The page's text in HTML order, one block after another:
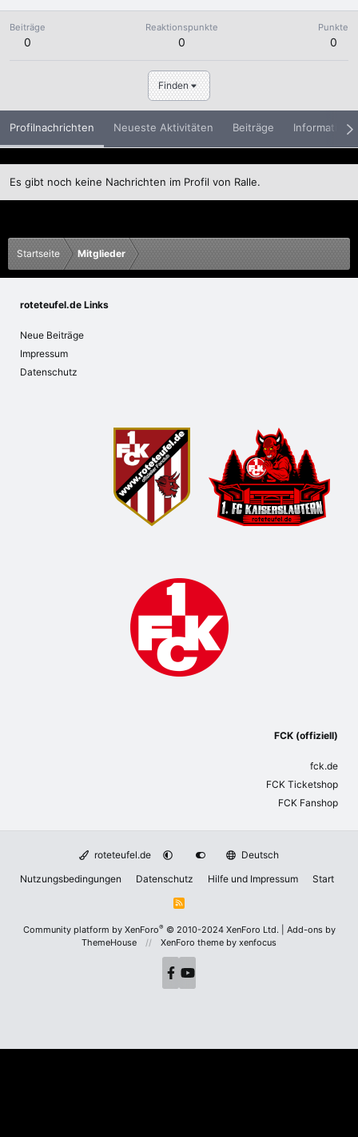
Beiträge
0
Reaktionspunkte
0
Punkte
0
Finden
Profilnachrichten Neueste Aktivitäten Beiträge
Es gibt noch keine Nachrichten im Profil von Ralle.
Startseite Mitglieder
roteteufel.de Links
Neue Beiträge
Impressum
Datenschutz
FCK (offiziell)
fck.de
FCK Ticketshop
FCK Fanshop
roteteufel.de
Deutsch
Nutzungsbedingungen
Datenschutz Hilfe und Impressum Start
R
Community platform by XenForo® © 2010-2024 XenForo Ltd.
Add-ons by
ThemeHouse
XenForo theme by xenfocus